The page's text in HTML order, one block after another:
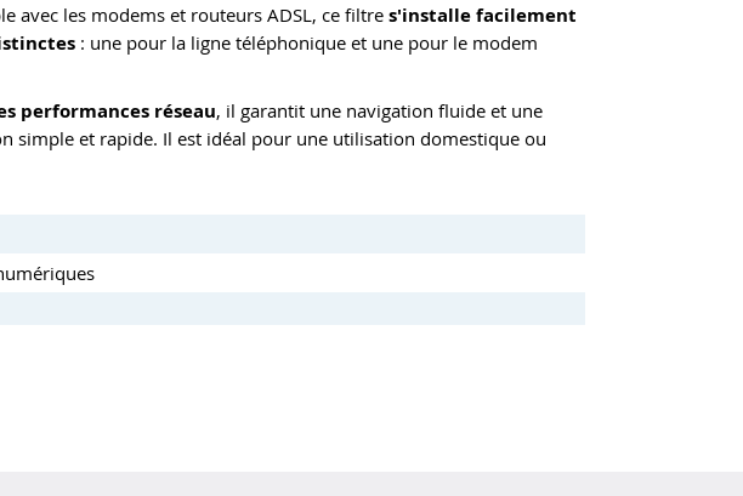
avec les modems et routeurs ADSL, ce filtre s'installe facilement
: une pour la ligne téléphonique et une pour le modem
performances réseau, il garantit une navigation fluide et une
simple et rapide. Il est idéal pour une utilisation domestique ou